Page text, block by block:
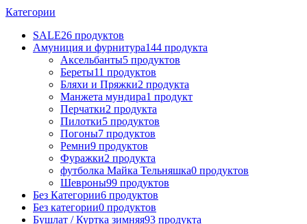
Категории
SALE26 продуктов
Амуниция и фурнитура144 продукта
Аксельбанты5 продуктов
Береты11 продуктов
Бляхи и Пряжки2 продукта
Манжета мундира1 продукт
Перчатки2 продукта
Пилотки5 продуктов
Погоны7 продуктов
Ремни9 продуктов
Фуражки2 продукта
футболка Майка Тельняшка0 продуктов
Шевроны99 продуктов
Без Категории6 продуктов
Без категории0 продуктов
Бушлат / Куртка зимняя93 продукта